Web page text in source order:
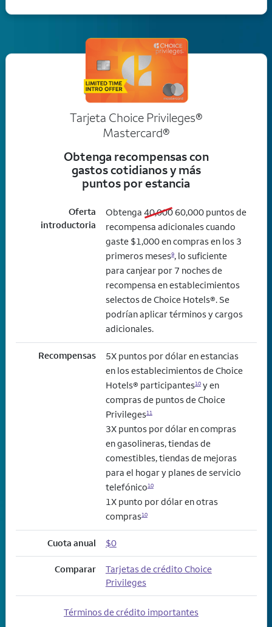
Tarjeta Choice Privileges®
Mastercard®
Obtenga recompensas con
gastos cotidianos y más
puntos por estancia
Oferta
introductoria
Obtenga 40,000old bonus
60,000new bonus
puntos de
recompensa adicionales cuando
gaste $1,000 en compras en los 3
primeros meses9, lo suficiente
para canjear por 7 noches de
recompensa en establecimientos
selectos de Choice Hotels®. Se
podrían aplicar términos y cargos
adicionales.
Recompensas
5X puntos por dólar en estancias
en los establecimientos de Choice
Hotels® participantes10y en
compras de puntos de Choice
Privileges11
3X puntos por dólar en compras
en gasolineras, tiendas de
comestibles, tiendas de mejoras
para el hogar y planes de servicio
telefónico10
1X punto por dólar en otras
compras10
Cuota anual $0
Comparar
Tarjetas de crédito Choice
Privileges
Términos de crédito importantes